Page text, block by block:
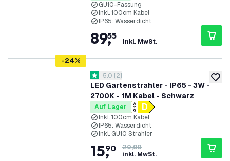
GU10-Fassung
Inkl. 100cm Kabel
IP65: Wasserdicht
89,
55
inkl. MwSt.
zur
-24%
LED Gartenstrahler - IP65 - 3W -
2700K - 1M Kabel - Schwarz
Bewertungsbereich öffnen
5 Bewertungssterne
5.0 [2]
Auf Lager
Inkl. 100cm Kabel
IP65: Wasserdicht
Inkl. GU10 Strahler
15,
90
20,90
inkl. MwSt.